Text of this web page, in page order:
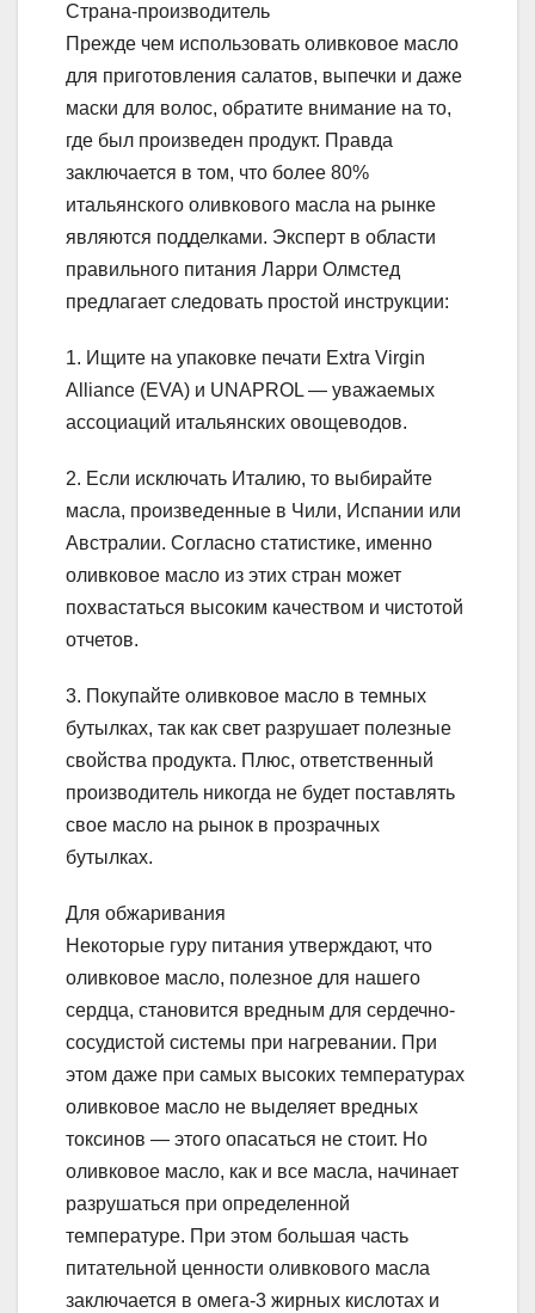
Страна-производитель
Прежде чем использовать оливковое масло
для приготовления салатов, выпечки и даже
маски для волос, обратите внимание на то,
где был произведен продукт. Правда
заключается в том, что более 80%
итальянского оливкового масла на рынке
являются подделками. Эксперт в области
правильного питания Ларри Олмстед
предлагает следовать простой инструкции:
1. Ищите на упаковке печати Extra Virgin
Alliance (EVA) и UNAPROL — уважаемых
ассоциаций итальянских овощеводов.
2. Если исключать Италию, то выбирайте
масла, произведенные в Чили, Испании или
Австралии. Согласно статистике, именно
оливковое масло из этих стран может
похвастаться высоким качеством и чистотой
отчетов.
3. Покупайте оливковое масло в темных
бутылках, так как свет разрушает полезные
свойства продукта. Плюс, ответственный
производитель никогда не будет поставлять
свое масло на рынок в прозрачных
бутылках.
Для обжаривания
Некоторые гуру питания утверждают, что
оливковое масло, полезное для нашего
сердца, становится вредным для сердечно-
сосудистой системы при нагревании. При
этом даже при самых высоких температурах
оливковое масло не выделяет вредных
токсинов — этого опасаться не стоит. Но
оливковое масло, как и все масла, начинает
разрушаться при определенной
температуре. При этом большая часть
питательной ценности оливкового масла
заключается в омега-3 жирных кислотах и